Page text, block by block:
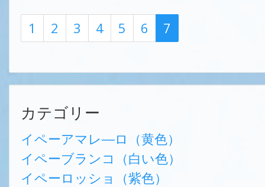
1 2 3 4 5 6 7
カテゴリー
イペーアマレ―ロ（黄色）
イペーブランコ（白い色）
イペーロッショ（紫色）